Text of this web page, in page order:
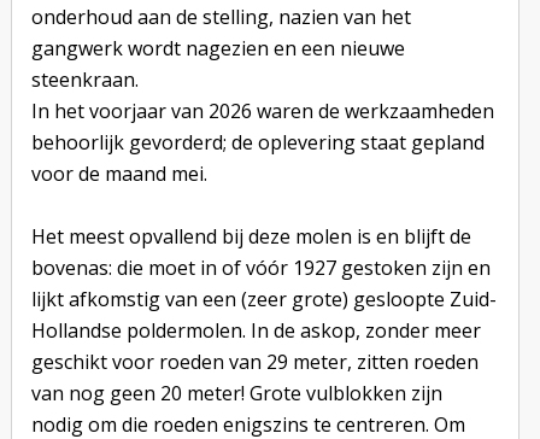
onderhoud aan de stelling, nazien van het
gangwerk wordt nagezien en een nieuwe
steenkraan.
In het voorjaar van 2026 waren de werkzaamheden
behoorlijk gevorderd; de oplevering staat gepland
voor de maand mei.
Het meest opvallend bij deze molen is en blijft de
bovenas: die moet in of vóór 1927 gestoken zijn en
lijkt afkomstig van een (zeer grote) gesloopte Zuid-
Hollandse poldermolen. In de askop, zonder meer
geschikt voor roeden van 29 meter, zitten roeden
van nog geen 20 meter! Grote vulblokken zijn
nodig om die roeden enigszins te centreren. Om